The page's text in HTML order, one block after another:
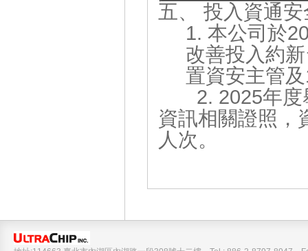
五、 投入資通
1. 本公司於
改善投入約
置資安主管
2. 2025年度
資訊相關證
人次。